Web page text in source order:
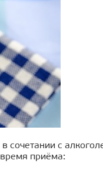
сочетании с
время приёма: